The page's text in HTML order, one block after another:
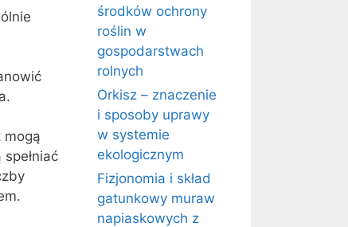
mogą
środków ochrony
roślin w
gospodarstwach
rolnych
Orkisz – znaczenie
i sposoby uprawy
w systemie
ekologicznym
Fizjonomia i skład
gatunkowy muraw
napiaskowych z